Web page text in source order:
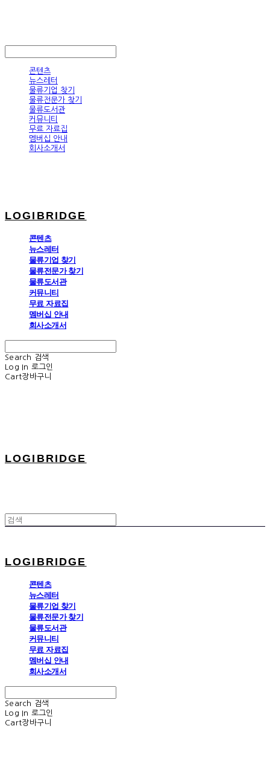
콘텐츠
뉴스레터
물류기업 찾기
물류전문가 찾기
물류도서관
커뮤니티
무료 자료집
멤버십 안내
회사소개서
LOGIBRIDGE
콘텐츠
뉴스레터
물류기업 찾기
물류전문가 찾기
물류도서관
커뮤니티
무료 자료집
멤버십 안내
회사소개서
Search
검색
Log In 로그인
Cart장바구니
LOGIBRIDGE
LOGIBRIDGE
콘텐츠
뉴스레터
물류기업 찾기
물류전문가 찾기
물류도서관
커뮤니티
무료 자료집
멤버십 안내
회사소개서
Search
검색
Log In 로그인
Cart장바구니